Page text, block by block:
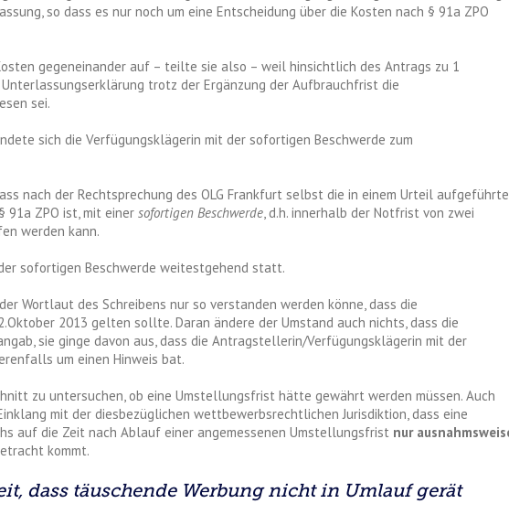
so dass es nur noch um eine Entscheidung über die Kosten nach § 91a ZPO
gegeneinander auf – teilte sie also – weil hinsichtlich des Antrags zu 1
Unterlassungserklärung trotz der Ergänzung der Aufbrauchfrist die
sei.
sich die Verfügungsklägerin mit der sofortigen Beschwerde zum
nach der Rechtsprechung des OLG Frankfurt selbst die in einem Urteil aufgeführte
91a ZPO ist, mit einer sofortigen Beschwerde, d.h. innerhalb der Notfrist von zwei
werden kann.
sofortigen Beschwerde weitestgehend statt.
Wortlaut des Schreibens nur so verstanden werden könne, dass die
2013 gelten sollte. Daran ändere der Umstand auch nichts, dass die
sie ginge davon aus, dass die Antragstellerin/Verfügungsklägerin mit der
um einen Hinweis bat.
zu untersuchen, ob eine Umstellungsfrist hätte gewährt werden müssen. Auch
mit der diesbezüglichen wettbewerbsrechtlichen Jurisdiktion, dass eine
auf die Zeit nach Ablauf einer angemessenen Umstellungsfrist nur
kommt.
dass täuschende Werbungnicht in Umlauf gerät